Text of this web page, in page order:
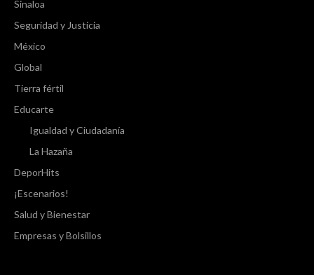
Sinaloa
Seguridad y Justicia
México
Global
Tierra fértil
Educarte
Igualdad y Ciudadanía
La Hazaña
DeporHits
¡Escenarios!
Salud y Bienestar
Empresas y Bolsillos